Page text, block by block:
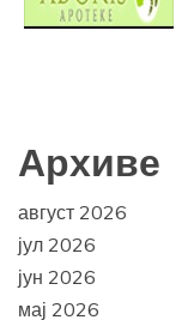
Архиве
август 2026
јул 2026
јун 2026
мај 2026